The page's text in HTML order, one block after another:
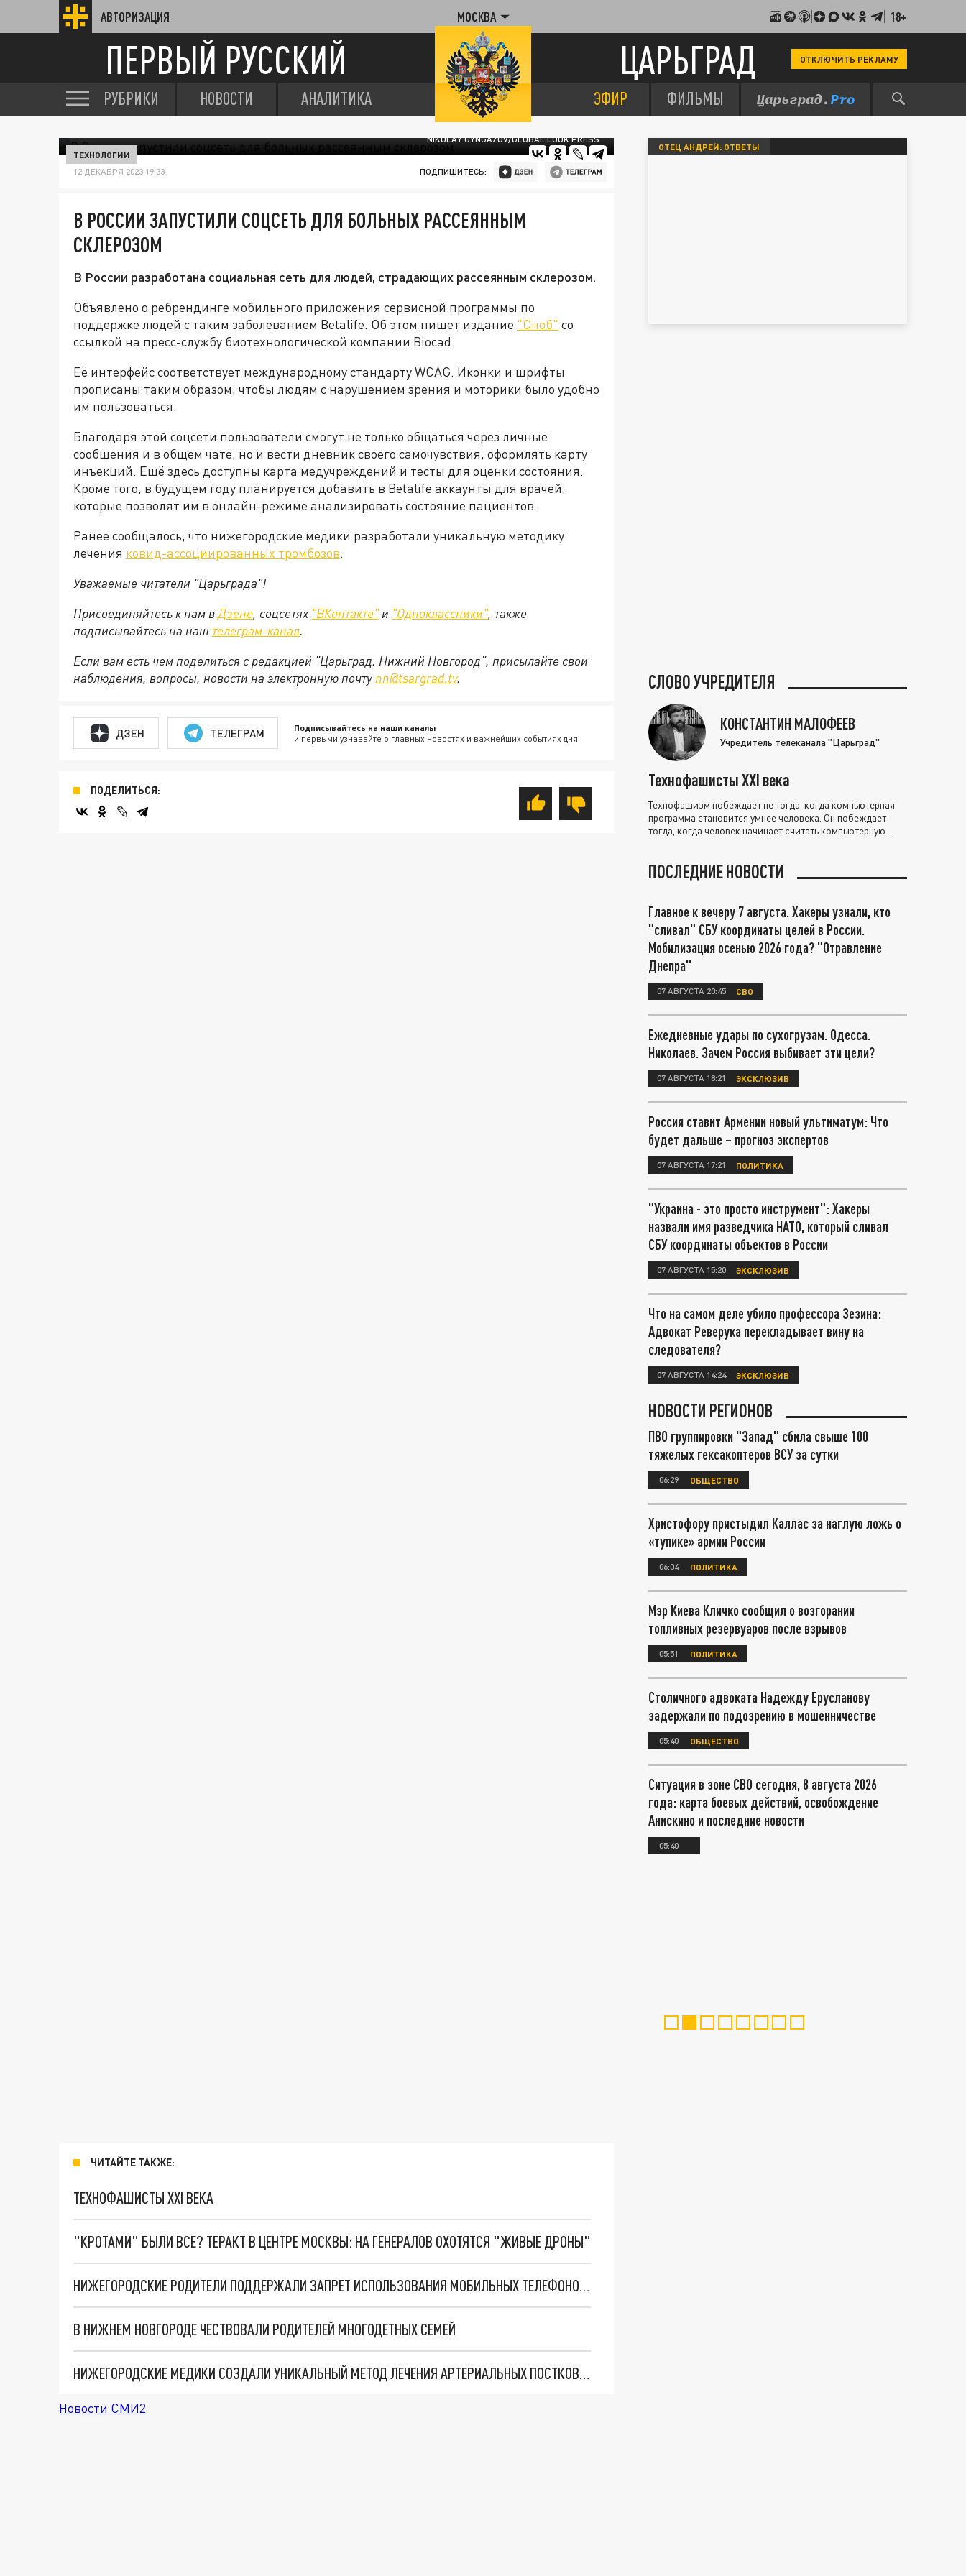
АВТОРИЗАЦИЯ МОСКВА 18+
ПЕРВЫЙ РУССКИЙ ЦАРЬГРАД ОТКЛЮЧИТЬ РЕКЛАМУ
РУБРИКИ НОВОСТИ АНАЛИТИКА ЭФИР ФИЛЬМЫ
NIKOLAY GYNGAZOV/GLOBAL LOOK PRESS
ТЕХНОЛОГИИ
12 ДЕКАБРЯ 2023 19:33 ПОДПИШИТЕСЬ:
В РОССИИ ЗАПУСТИЛИ СОЦСЕТЬ ДЛЯ БОЛЬНЫХ РАССЕЯННЫМ
СКЛЕРОЗОМ
В России разработана социальная сеть для людей, страдающих рассеянным склерозом.
Объявлено о ребрендинге мобильного приложения сервисной программы по
поддержке людей с таким заболеванием Betalife. Об этом пишет издание "Сноб" со
ссылкой на пресс-службу биотехнологической компании Biocad.
Её интерфейс соответствует международному стандарту WCAG. Иконки и шрифты
прописаны таким образом, чтобы людям с нарушением зрения и моторики было удобно
им пользоваться.
Благодаря этой соцсети пользователи смогут не только общаться через личные
сообщения и в общем чате, но и вести дневник своего самочувствия, оформлять карту
инъекций. Ещё здесь доступны карта медучреждений и тесты для оценки состояния.
Кроме того, в будущем году планируется добавить в Betalife аккаунты для врачей,
которые позволят им в онлайн-режиме анализировать состояние пациентов.
Ранее сообщалось, что нижегородские медики разработали уникальную методику
лечения ковид-ассоциированных тромбозов.
Уважаемые читатели "Царьграда"!
Присоединяйтесь к нам вДзене, соцсетях "ВКонтакте"и "Одноклассники", также
подписывайтесь на наш телеграм-канал.
Если вам есть чем поделиться с редакцией "Царьград. Нижний Новгород", присылайте свои
наблюдения, вопросы, новости на электронную почту nn@tsargrad.tv.
ДЗЕН ТЕЛЕГРАМ Подписывайтесь на наши каналы
и первыми узнавайте о главных новостях и важнейших событиях дня.
ПОДЕЛИТЬСЯ:
ЧИТАЙТЕ ТАКЖЕ:
ТЕХНОФАШИСТЫ XXI ВЕКА
"КРОТАМИ" БЫЛИ ВСЕ? ТЕРАКТ В ЦЕНТРЕ МОСКВЫ: НА ГЕНЕРАЛОВ ОХОТЯТСЯ "ЖИВЫЕ ДРОНЫ"
НИЖЕГОРОДСКИЕ РОДИТЕЛИ ПОДДЕРЖАЛИ ЗАПРЕТ ИСПОЛЬЗОВАНИЯ МОБИЛЬНЫХ ТЕЛЕФОНОВ НА УРОКАХ
В НИЖНЕМ НОВГОРОДЕ ЧЕСТВОВАЛИ РОДИТЕЛЕЙ МНОГОДЕТНЫХ СЕМЕЙ
НИЖЕГОРОДСКИЕ МЕДИКИ СОЗДАЛИ УНИКАЛЬНЫЙ МЕТОД ЛЕЧЕНИЯ АРТЕРИАЛЬНЫХ ПОСТКОВИДНЫХ ТРОМБОЗОВ
Новости СМИ2
ОТЕЦ АНДРЕЙ: ОТВЕТЫ
СЛОВО УЧРЕДИТЕЛЯ
КОНСТАНТИН МАЛОФЕЕВ
Учредитель телеканала "Царьград"
Технофашисты XXI века
Технофашизм побеждает не тогда, когда компьютерная
программа становится умнее человека. Он побеждает
тогда, когда человек начинает считать компьютерную
ПОСЛЕДНИЕ НОВОСТИ
Главное к вечеру 7 августа. Хакеры узнали, кто
"сливал" СБУ координаты целей в России.
Мобилизация осенью 2026 года? "Отравление
Днепра"
07 АВГУСТА 20:45 СВО
Ежедневные удары по сухогрузам. Одесса.
Николаев. Зачем Россия выбивает эти цели?
07 АВГУСТА 18:21 ЭКСКЛЮЗИВ
Россия ставит Армении новый ультиматум: Что
будет дальше – прогноз экспертов
07 АВГУСТА 17:21 ПОЛИТИКА
"Украина - это просто инструмент": Хакеры
назвали имя разведчика НАТО, который сливал
СБУ координаты объектов в России
07 АВГУСТА 15:20 ЭКСКЛЮЗИВ
Что на самом деле убило профессора Зезина:
Адвокат Реверука перекладывает вину на
следователя?
07 АВГУСТА 14:24 ЭКСКЛЮЗИВ
НОВОСТИ РЕГИОНОВ
ПВО группировки "Запад" сбила свыше 100
тяжелых гексакоптеров ВСУ за сутки
06:29 ОБЩЕСТВО
Христофору пристыдил Каллас за наглую ложь о
«тупике» армии России
06:04 ПОЛИТИКА
Мэр Киева Кличко сообщил о возгорании
топливных резервуаров после взрывов
05:51 ПОЛИТИКА
Столичного адвоката Надежду Ерусланову
задержали по подозрению в мошенничестве
05:40 ОБЩЕСТВО
Ситуация в зоне СВО сегодня, 8 августа 2026
года: карта боевых действий, освобождение
Анискино и последние новости
05:40